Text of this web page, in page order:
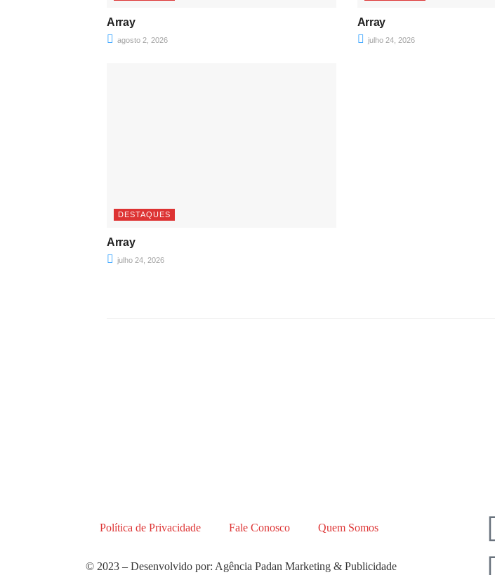
Array
agosto 2, 2026
Array
julho 24, 2026
DESTAQUES
Array
julho 24, 2026
Política de Privacidade Fale Conosco Quem Somos
© 2023 – Desenvolvido por: Agência Padan Marketing & Publicidade